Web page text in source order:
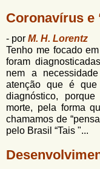
Coronavírus e
- por M. H. Lorentz
Tenho me focado
foram
nem a
atenção que é
diagnóstico,
morte, pela forma
chamamos de
pelo Brasil “Tais "...